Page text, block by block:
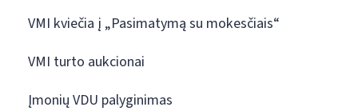
VMI kviečia į „Pasimatymą su mokesčiais“
VMI turto aukcionai
Įmonių VDU palyginimas